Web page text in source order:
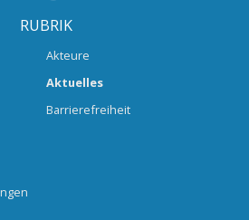
RUBRIK
Akteure
Aktuelles
Barrierefreiheit